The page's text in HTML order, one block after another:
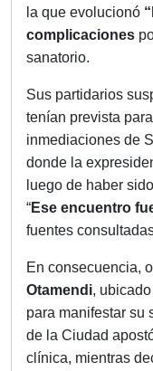
la que evolucionó
complicaciones
sanatorio.
Sus partidarios
tenían prevista
inmediaciones de
donde la
luego de haber
“Ese encuentro
fuentes
En consecuencia,
Otamendi,
para manifestar su
de la Ciudad
clínica, mientras